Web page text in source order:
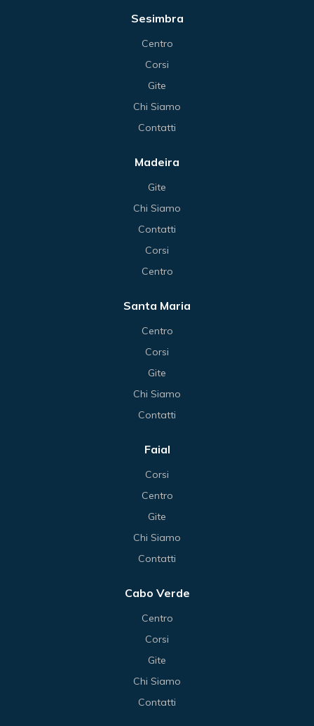
Sesimbra
Centro
Corsi
Gite
Chi Siamo
Contatti
Madeira
Gite
Chi Siamo
Contatti
Corsi
Centro
Santa Maria
Centro
Corsi
Gite
Chi Siamo
Contatti
Faial
Corsi
Centro
Gite
Chi Siamo
Contatti
Cabo Verde
Centro
Corsi
Gite
Chi Siamo
Contatti